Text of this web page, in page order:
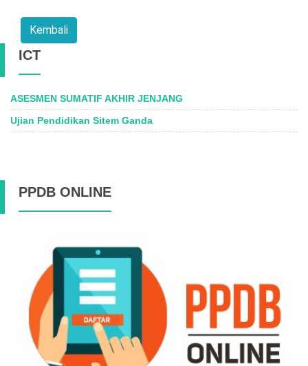
Kembali
ICT
ASESMEN SUMATIF AKHIR JENJANG
Ujian Pendidikan Sitem Ganda
PPDB ONLINE